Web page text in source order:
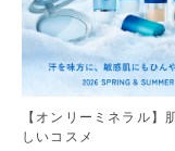
【オンリーミネラル】
しいコスメ